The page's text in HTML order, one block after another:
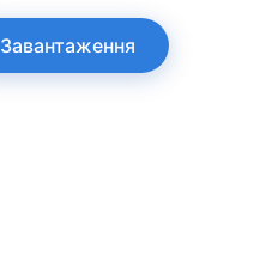
Завантаження